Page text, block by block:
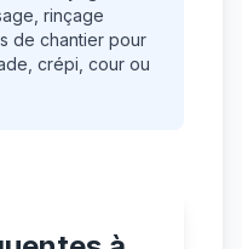
rinçage
de chantier pour
crépi, cour ou